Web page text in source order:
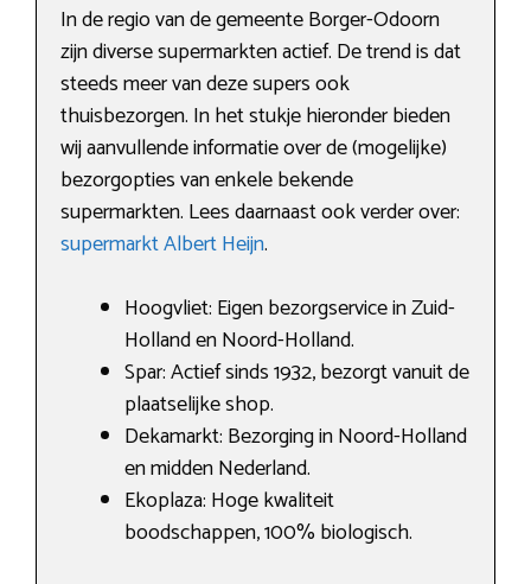
In de regio van de gemeente Borger-Odoorn
zijn diverse supermarkten actief. De trend is dat
steeds meer van deze supers ook
thuisbezorgen. In het stukje hieronder bieden
wij aanvullende informatie over de (mogelijke)
bezorgopties van enkele bekende
supermarkten. Lees daarnaast ook verder over:
supermarkt Albert Heijn.
Hoogvliet: Eigen bezorgservice in Zuid-
Holland en Noord-Holland.
Spar: Actief sinds 1932, bezorgt vanuit de
plaatselijke shop.
Dekamarkt: Bezorging in Noord-Holland
en midden Nederland.
Ekoplaza: Hoge kwaliteit
boodschappen, 100% biologisch.